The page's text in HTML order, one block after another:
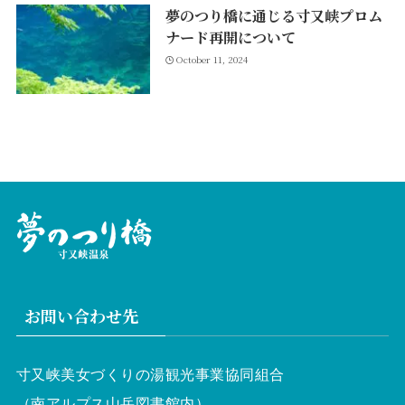
夢のつり橋に通じる寸又峡プロム
ナード再開について
October 11, 2024
お問い合わせ先
寸又峡美女づくりの湯観光事業協同組合